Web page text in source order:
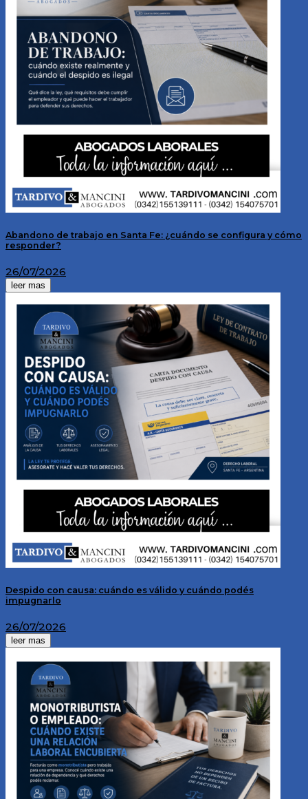
Abandono de trabajo en Santa Fe: ¿cuándo se configura y cómo
responder?
26/07/2026
leer mas
Despido con causa: cuándo es válido y cuándo podés
impugnarlo
26/07/2026
leer mas